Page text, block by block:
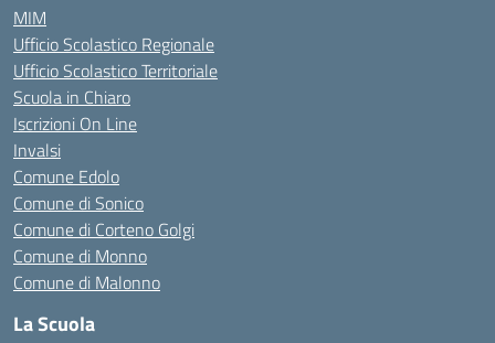
MIM
Ufficio Scolastico Regionale
Ufficio Scolastico Territoriale
Scuola in Chiaro
Iscrizioni On Line
Invalsi
Comune Edolo
Comune di Sonico
Comune di Corteno Golgi
Comune di Monno
Comune di Malonno
La Scuola